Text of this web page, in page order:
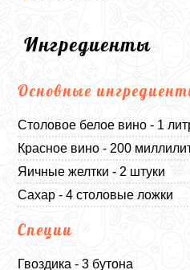
Ингредиенты
Основные
Столовое белое вино - 1
Красное вино - 200
Яичные желтки - 2 штуки
Сахар - 4 столовые ложки
Специи
Гвоздика - 3 бутона